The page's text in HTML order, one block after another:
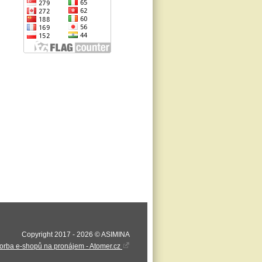
Copyright 2017 - 2026 © ASIMINA
e-shopů na pronájem - Atomer.cz